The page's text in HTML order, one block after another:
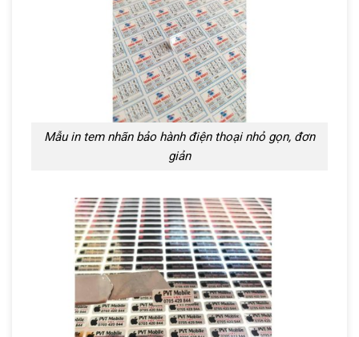
Mẫu in tem nhãn bảo hành điện thoại nhỏ gọn, đơn
giản